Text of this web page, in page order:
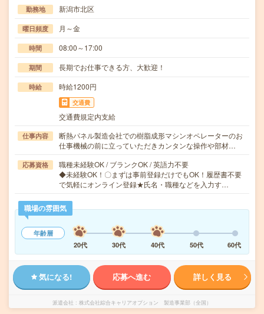
勤務地 新潟市北区
曜日頻度 月～金
時間 08:00～17:00
期間 長期でお仕事できる方、大歓迎！
時給 時給1200円
交通費
交通費規定内支給
仕事内容
断熱パネル製造会社での樹脂成形マシンオペレーターのお
仕事機械の前に立っていただきカンタンな操作や部材…
応募資格
職種未経験OK / ブランクOK / 英語力不要
◆未経験OK！〇まずは事前登録だけでもOK！履歴書不要
で気軽にオンライン登録★氏名・職種などを入力す…
職場の雰囲気
年齢層
20代
30代 40代 50代 60代
気になる! 応募へ進む 詳しく見る
派遣会社 株式会社綜合キャリアオプション 製造事業部（全国）